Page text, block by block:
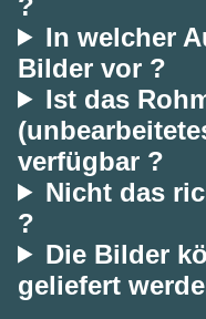
In welcher
Bilder vor ?
Ist das
verfügbar ?
Nicht das
?
Die Bilder
geliefert